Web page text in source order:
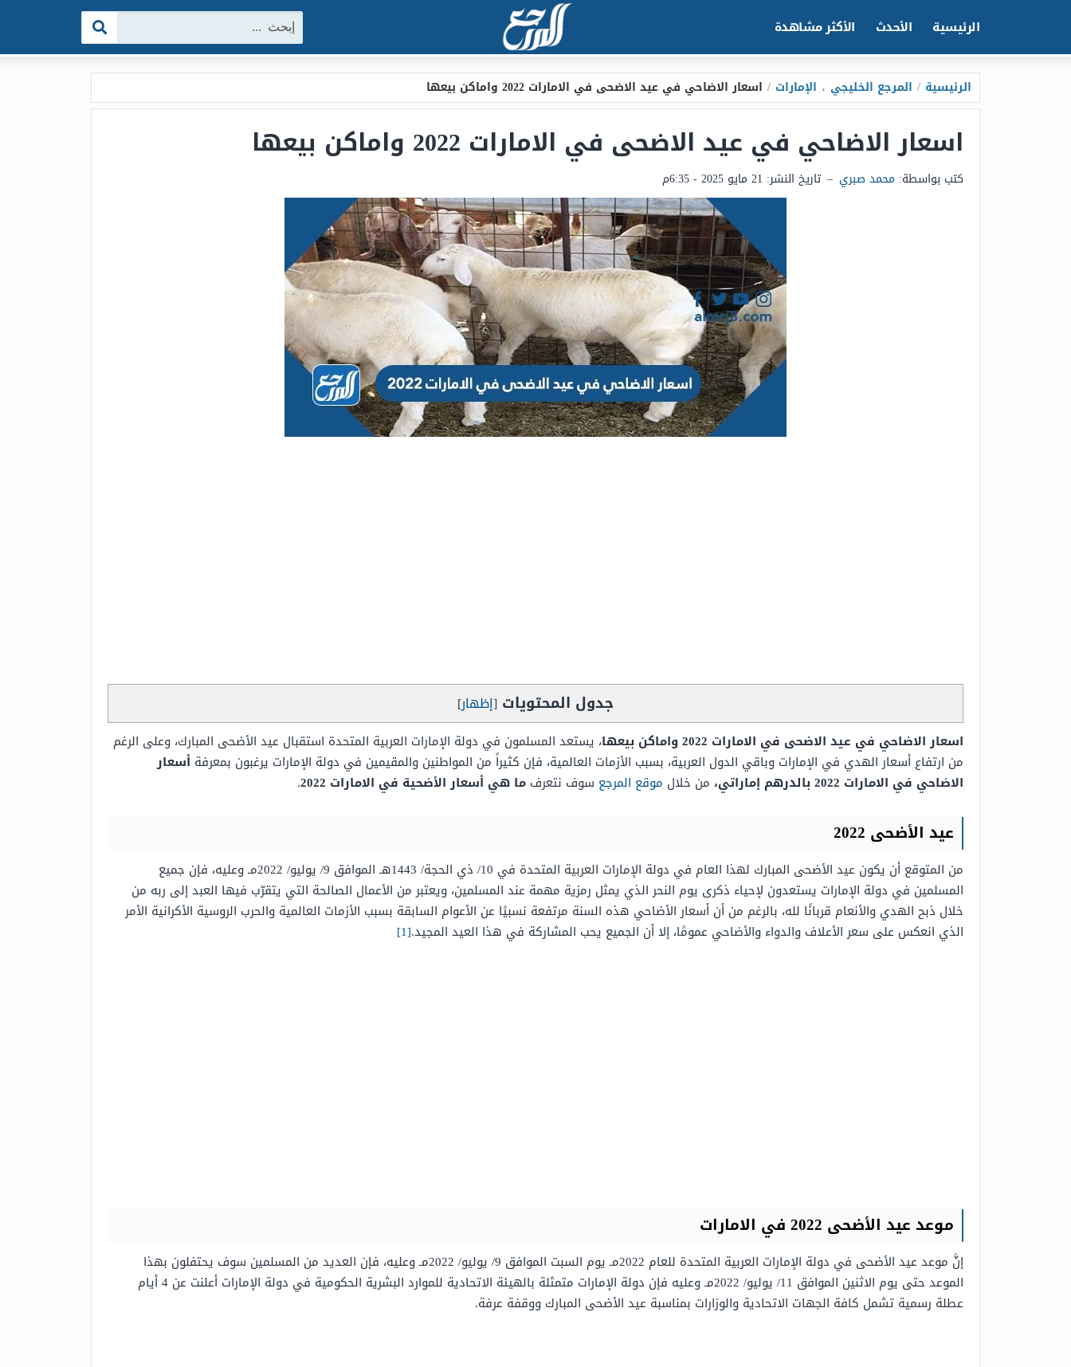
الرئيسية الأحدث الأكثر مشاهدة البحث:
الرئيسية / المرجع الخليجي ، الإمارات / اسعار الاضاحي في عيد الاضحى في الامارات 2022 واماكن بيعها
اسعار الاضاحي في عيد الاضحى في الامارات 2022 واماكن بيعها
كتب بواسطة: محمد صبري – تاريخ النشر: 21 مايو 2025 - 6:35م
جدول المحتويات [إظهار]
اسعار الاضاحي في عيد الاضحى في الامارات 2022 واماكن بيعها
، يستعد المسلمون في دولة الإمارات العربية المتحدة استقبال عيد الأضحى المبارك، وعلى الرغم
من ارتفاع أسعار الهدي في الإمارات وباقي الدول العربية، بسبب الأزمات العالمية، فإن كثيراً من المواطنين والمقيمين في دولة الإمارات يرغبون بمعرفة أسعار
الاضاحي في الامارات 2022 بالدرهم إماراتي،
من خلال موقع المرجع سوف نتعرف ما هي أسعار الأضحية في الامارات 2022 .
عيد الأضحى 2022
من المتوقع أن يكون عيد الأضحى المبارك لهذا العام في دولة الإمارات العربية المتحدة في 10/ ذي الحجة/ 1443هـ الموافق 9/ يوليو/ 2022مـ وعليه، فإن جميع
المسلمين في دولة الإمارات يستعدون لإحياء ذكرى يوم النحر الذي يمثل رمزية مهمة عند المسلمين، ويعتبر من الأعمال الصالحة التي يتقرّب فيها العبد إلى ربه من
خلال ذبح الهدي والأنعام قربانًا لله، بالرغم من أن أسعار الأضاحي هذه السنة مرتفعة نسبيًا عن الأعوام السابقة بسبب الأزمات العالمية والحرب الروسية الأكرانية الأمر
الذي انعكس على سعر الأعلاف والدواء والأضاحي عمومًا، إلا أن الجميع يحب المشاركة في هذا العيد المجيد.[1]
موعد عيد الأضحى 2022 في الامارات
إنَّ موعد عيد الأضحى في دولة الإمارات العربية المتحدة للعام 2022مـ يوم السبت الموافق 9/ يوليو/ 2022مـ وعليه، فإن العديد من المسلمين سوف يحتفلون بهذا
الموعد حتى يوم الاثنين الموافق 11/ يوليو/ 2022مـ وعليه فإن دولة الإمارات متمثلة بالهيئة الاتحادية للموارد البشرية الحكومية في دولة الإمارات أعلنت عن 4 أيام
عطلة رسمية تشمل كافة الجهات الاتحادية والوزارات بمناسبة عيد الأضحى المبارك ووقفة عرفة.